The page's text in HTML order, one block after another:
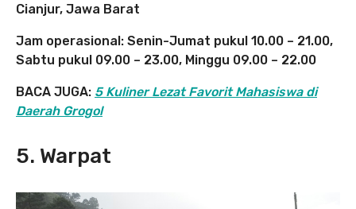
Cianjur, Jawa Barat
Jam operasional: Senin-Jumat pukul 10.00 – 21.00,
Sabtu pukul 09.00 – 23.00, Minggu 09.00 – 22.00
BACA JUGA: 5 Kuliner Lezat Favorit Mahasiswa di
Daerah Grogol
5. Warpat